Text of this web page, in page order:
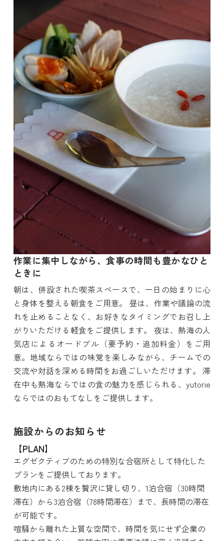
作業に集中しながら、食事の時間も豊かなひと
ときに
朝は、併設された喫茶スペースで、一日の始まりに心
と身体を整える朝食をご用意。 昼は、作業や議論の流
れを止めることなく、お好きなタイミングでお召し上
がりいただける軽食をご提供します。 夜は、熱海の人
気店によるオードブル（要予約・追加料金）をご用
意。地域ならではの味覚を楽しみながら、チームでの
交流や対話を深める時間をお過ごしいただけます。 滞
在中も熱海ならではの食の魅力を感じられる、yutorie
ならではのおもてなしをご提供します。
施設からのお知らせ
【PLAN】
エグゼクティブのための特別な合宿所として特化した
プランをご提供しております。
敷地内にある2棟を贅沢に貸し切り、1泊合宿（30時間
滞在）から3泊合宿（78時間滞在）まで、長時間の滞在
が可能です。
喧騒から離れた上質な空間で、時間を気にせず企業の